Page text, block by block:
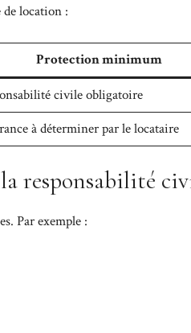
location :
Protection minimum
civile obligatoire
à déterminer par le locataire
la responsabilité
Par exemple :